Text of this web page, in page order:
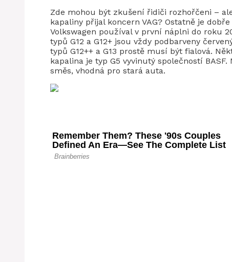
Zde mohou být zkušení řidiči rozhořčeni –
kapaliny přijal koncern VAG? Ostatně je
Volkswagen používal v první náplni do roku
typů G12 a G12+ jsou vždy podbarveny
typů G12++ a G13 prostě musí být fialová.
kapalina je typ G5 vyvinutý společností
směs, vhodná pro stará auta.